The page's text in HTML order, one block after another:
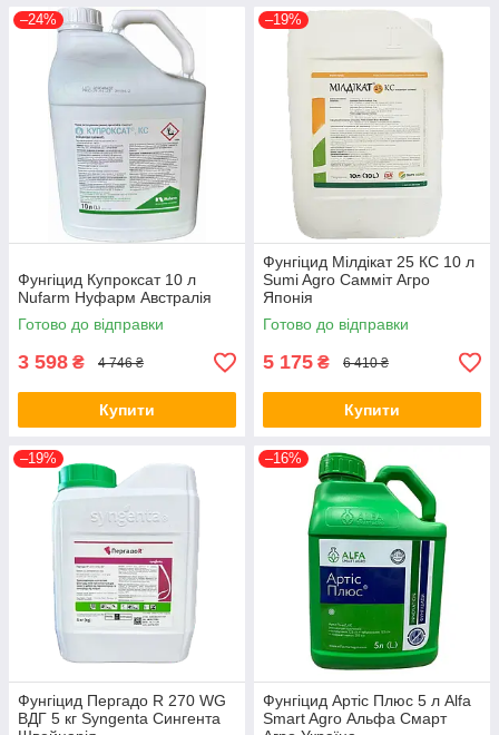
–24%
Фунгіцид Купроксат 10 л
Nufarm Нуфарм Австралія
Готово до відправки
3 598 ₴ 4 746 ₴
Купити
–19%
Фунгіцид Мілдікат 25 КС 10 л
Sumi Agro Самміт Агро
Японія
Готово до відправки
5 175 ₴ 6 410 ₴
Купити
–19%
Фунгіцид Пергадо R 270 WG
ВДГ 5 кг Syngenta Сингента
–16%
Фунгіцид Артіс Плюс 5 л Alfa
Smart Agro Альфа Смарт